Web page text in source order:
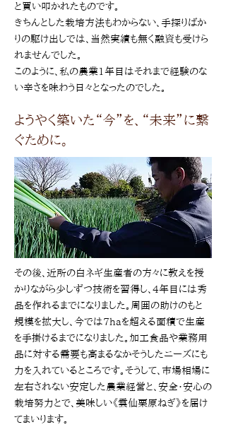
と買い叩かれたものです。
きちんとした栽培方法もわからない、手探りばか
りの駆け出しでは、当然実績も無く融資も受けら
れませんでした。
このように、私の農業1年目はそれまで経験のな
い辛さを味わう日々となったのでした。
ようやく築いた“今”を、“未来”に繋
ぐために。
その後、近所の白ネギ生産者の方々に教えを授
かりながら少しずつ技術を習得し、4年目には秀
品を作れるまでになりました。周囲の助けのもと
規模を拡大し、今では7haを超える面積で生産
を手掛けるまでになりました。加工食品や業務用
品に対する需要も高まるなかそうしたニーズにも
力を入れているところです。そうして、市場相場に
左右されない安定した農業経営と、安全･安心の
栽培努力とで、美味しい《雲仙栗原ねぎ》を届け
てまいります。